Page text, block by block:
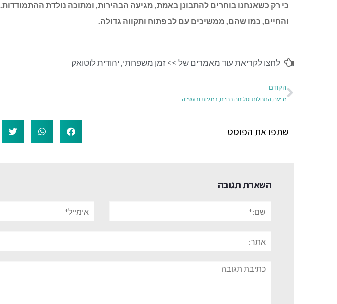
כי רק כשאנחנו בוחרים להתבונן באמת, מגיעה הבהירות, ומתוכה נולדת ההתמודדות.
והחיים, כמו שהם, ממשיכים עם לב פתוח ותקווה גדולה.
לחצו לקריאת עוד מאמרים של >>זמן משפחתי, יהודית לוטואק
הקודם
זריעה, התחלות וסליחה בחיים, בזוגיות ובעשייה
שתפו את הפוסט
השארת תגובה
תגובה